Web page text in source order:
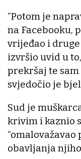
“Potom je
na Facebooku,
vrijeđao i
izvršio uvid u
prekršaj te
svjedočio je
Sud je
krivim i kaznio
obavljanja